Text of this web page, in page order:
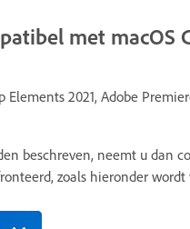
met macOS
2021, Adobe
beschreven, neemt u dan
zoals hieronder wordt